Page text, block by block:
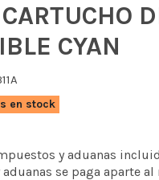
CYAN
en stock
y aduanas
aduanas se paga aparte al